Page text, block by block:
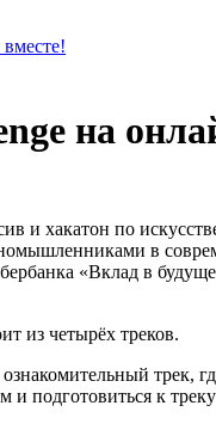
на
и хакатон по
в
«Вклад в
из четырёх треков.
трек,
и подготовиться к